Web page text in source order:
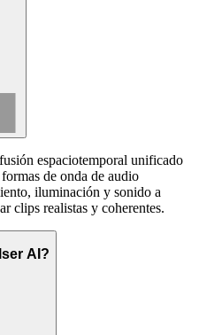
espaciotemporal unificado
de onda de audio
iluminación y sonido a
clips realistas y coherentes.
AI?